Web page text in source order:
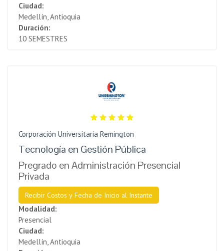
Ciudad:
Medellín, Antioquia
Duración:
10 SEMESTRES
Corporación Universitaria Remington
Tecnología en Gestión Pública
Pregrado en Administración Presencial
Privada
Recibir Costos y Fecha de Inicio al Instante
Modalidad:
Presencial
Ciudad:
Medellín, Antioquia